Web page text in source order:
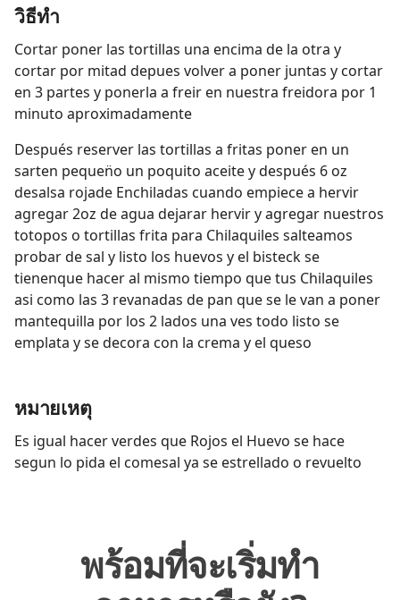
วิธีทำ
Cortar poner las tortillas una encima de la otra y
cortar por mitad depues volver a poner juntas y cortar
en 3 partes y ponerla a freir en nuestra freidora por 1
minuto aproximadamente
Después reserver las tortillas a fritas poner en un
sarten pequen̈o un poquito aceite y después 6 oz
desalsa rojade Enchiladas cuando empiece a hervir
agregar 2oz de agua dejarar hervir y agregar nuestros
totopos o tortillas frita para Chilaquiles salteamos
probar de sal y listo los huevos y el bisteck se
tienenque hacer al mismo tiempo que tus Chilaquiles
asi como las 3 revanadas de pan que se le van a poner
mantequilla por los 2 lados una ves todo listo se
emplata y se decora con la crema y el queso
หมายเหตุ
Es igual hacer verdes que Rojos el Huevo se hace
segun lo pida el comesal ya se estrellado o revuelto
พร้อมที่จะเริ่มทำ